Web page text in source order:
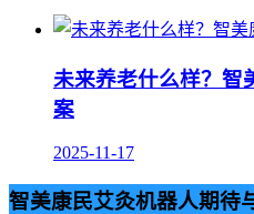
未来养老什么样？智
案
2025-11-17
智美康民艾灸机器人期待